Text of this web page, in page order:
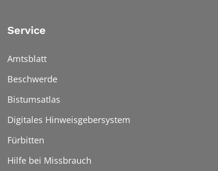
Service
Amtsblatt
Beschwerde
Bistumsatlas
Digitales Hinweisgebersystem
Fürbitten
Hilfe bei Missbrauch